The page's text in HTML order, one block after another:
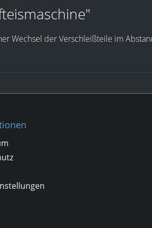
Wechsel der Verschleißteile im